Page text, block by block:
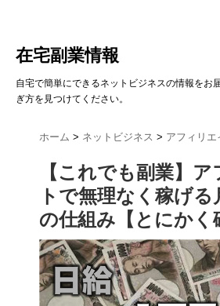
在宅副業情報
自宅で簡単にできるネットビジネスの情報をお
ぎ方を見つけてください。
ホーム > ネットビジネス > アフィリエ
【これでも副業】
トで無理なく稼げる
の仕組み【とにかく